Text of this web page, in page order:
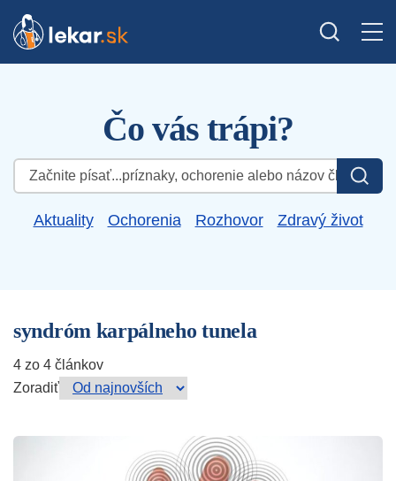
Čo vás trápi?
Hľadať:
Aktuality Ochorenia Rozhovor Zdravý život
syndróm karpálneho tunela
4 zo 4 článkov
Zoradiť